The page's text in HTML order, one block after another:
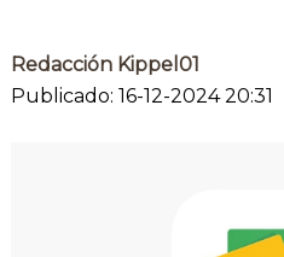
Redacción Kippel01
Publicado: 16-12-2024 20:31